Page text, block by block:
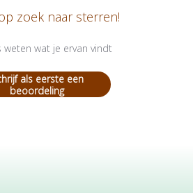
zoek naar sterren!
weten wat je ervan vindt
als eerste een
beoordeling